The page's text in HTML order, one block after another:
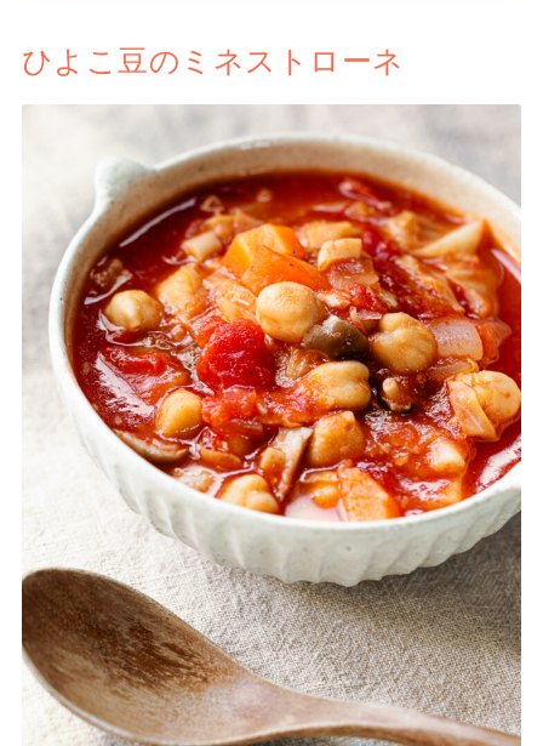
ひよこ豆のミネストローネ